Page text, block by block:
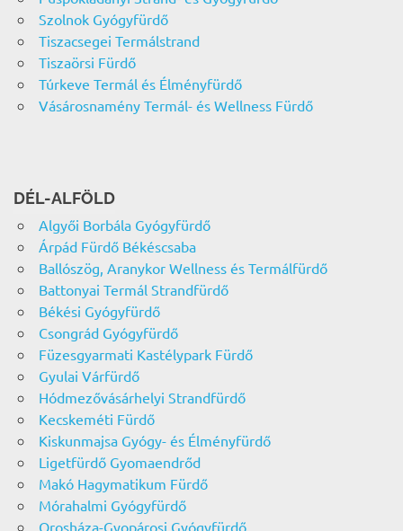
Szolnok Gyógyfürdő
Tiszacsegei Termálstrand
Tiszaörsi Fürdő
Túrkeve Termál és Élményfürdő
Vásárosnamény Termál- és Wellness Fürdő
DÉL-ALFÖLD
Algyői Borbála Gyógyfürdő
Árpád Fürdő Békéscsaba
Ballószög, Aranykor Wellness és Termálfürdő
Battonyai Termál Strandfürdő
Békési Gyógyfürdő
Csongrád Gyógyfürdő
Füzesgyarmati Kastélypark Fürdő
Gyulai Várfürdő
Hódmezővásárhelyi Strandfürdő
Kecskeméti Fürdő
Kiskunmajsa Gyógy- és Élményfürdő
Ligetfürdő Gyomaendrőd
Makó Hagymatikum Fürdő
Mórahalmi Gyógyfürdő
Orosháza-Gyopárosi Gyógyfürdő